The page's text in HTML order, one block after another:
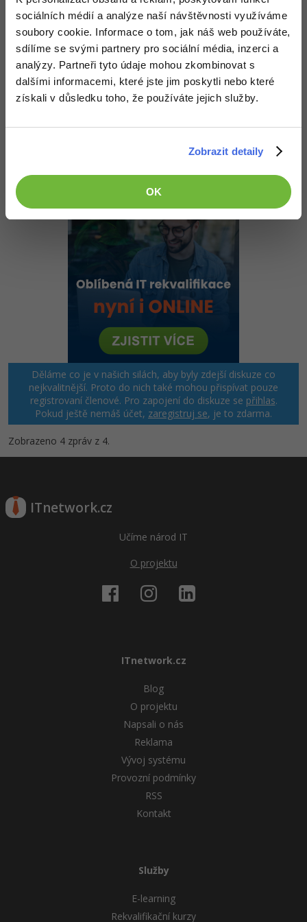
sociálních médií a analýze naší návštěvnosti využíváme
soubory cookie. Informace o tom, jak náš web používáte,
sdílíme se svými partnery pro sociální média, inzerci a
analýzy. Partneři tyto údaje mohou zkombinovat s
dalšími informacemi, které jste jim poskytli nebo které
získali v důsledku toho, že používáte jejich služby.
Zobrazit detaily
OK
Marketing -30%
WordPress
SEO -30%
Kryptoměny
Copywriting
MS Office
Google Dokumenty
Time management
Windows
Linux
Sítě
Adobe Illustrator -80%
Adobe Lightroom
Adobe XD -15%
-25%
Blender
Inkscape
Fotografování -80%
Ostatní
Kariéra
Pro firmyEditováno
Odpovídá na jan.vencl
Michal Štěpánek: 13.6.2015 10:58
Ty 3 vteřiny byly na 200.000 záznamů, takže 5.000 záznamů
Děláme co je v našich silách, aby byly zdejší diskuze co
nejkvalitnější. Proto do nich také mohou přispívat pouze
registrovaní členové. Pro zapojení do diskuze se přihlas.
Pokud ještě nemáš účet, zaregistruj se, je to zdarma.
Zobrazeno 4 zpráv z 4.
ITnetwork.cz
Učíme národ IT
O projektu
ITnetwork.cz
Blog
O projektu
Napsali o nás
Reklama
Vývoj systému
Provozní podmínky
RSS
Kontakt
Služby
E-learning
Rekvalifikační kurzy